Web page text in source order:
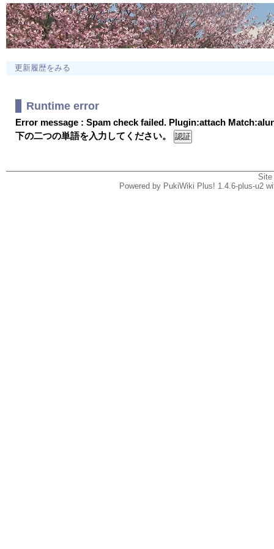
更新履歴をみる
Runtime error
Error message : Spam check failed. Plugin:attach
下の二つの単語を入力してください。
Powered by PukiWiki Plus! 1.4.6-plus-u2